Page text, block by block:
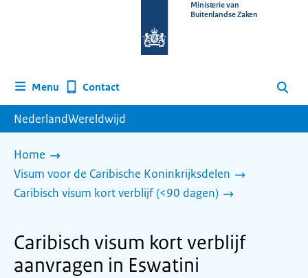
homepage
Ministerie van
Buitenlandse Zaken
Menu Contact Zoeken
NederlandWereldwijd
Home
Visum voor de Caribische Koninkrijksdelen
Caribisch visum kort verblijf (<90 dagen)
Caribisch visum kort verblijf
aanvragen in Eswatini